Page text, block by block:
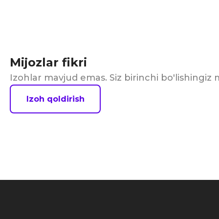
Mijozlar fikri
Izohlar mavjud emas. Siz birinchi bo'lishingiz
Izoh qoldirish